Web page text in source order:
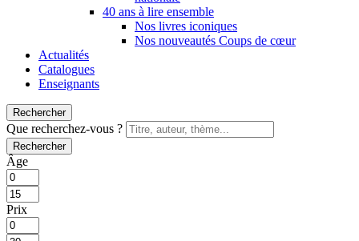
40 ans à lire ensemble
Nos livres iconiques
Nos nouveautés Coups de cœur
Actualités
Catalogues
Enseignants
Rechercher
Que recherchez-vous ?
Rechercher
Âge
Prix